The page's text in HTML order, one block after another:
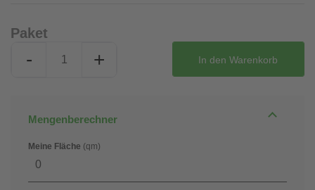
Paket
- + In den Warenkorb
Mengenberechner
Meine Fläche (qm)